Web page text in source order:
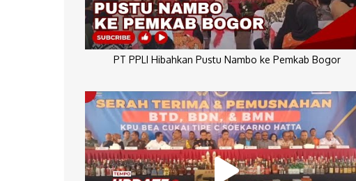
PT PPLI Hibahkan Pustu Nambo ke Pemkab Bogor